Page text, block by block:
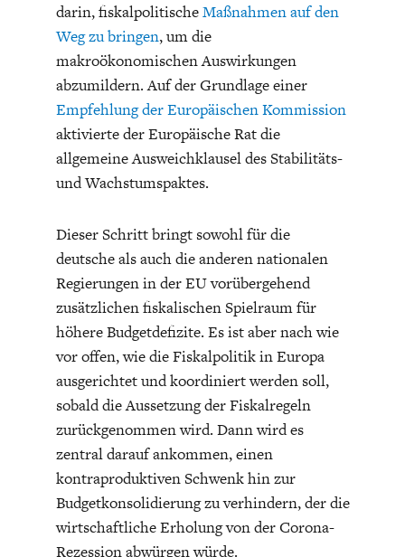
INDUSTRIEPOLITIK
CIRCULAR ECONOMY
ENERGIE & UMWELT
ENTWICKLUNGSPOLITIK
darin, fiskalpolitischeMaßnahmen auf den
Weg zu bringen, um die
makroökonomischen Auswirkungen
abzumildern. Auf der Grundlage einer
Empfehlung der Europäischen Kommission
aktivierte der Europäische Rat die
allgemeine Ausweichklausel des Stabilitäts-
und Wachstumspaktes.
Dieser Schritt bringt sowohl für die
deutsche als auch die anderen nationalen
Regierungen in der EU vorübergehend
zusätzlichen fiskalischen Spielraum für
höhere Budgetdefizite. Es ist aber nach wie
vor offen, wie die Fiskalpolitik in Europa
ausgerichtet und koordiniert werden soll,
sobald die Aussetzung der Fiskalregeln
zurückgenommen wird. Dann wird es
zentral darauf ankommen, einen
kontraproduktiven Schwenk hin zur
Budgetkonsolidierung zu verhindern, der die
wirtschaftliche Erholung von der Corona-
Rezession abwürgen würde.